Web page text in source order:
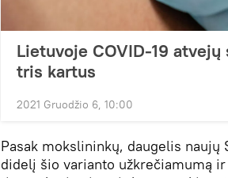
Lietuvoje COVID-19
tris kartus
2021 Gruodžio 6, 10:00
Pasak mokslininkų, daugelis naujų
didelį šio varianto užkrečiamumą